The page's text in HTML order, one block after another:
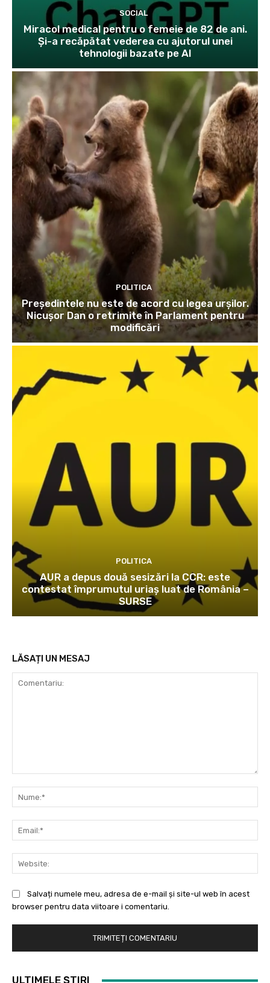
SOCIAL
Miracol medical pentru o femeie de 82 de ani.
Și-a recăpătat vederea cu ajutorul unei
tehnologii bazate pe AI
POLITICA
Președintele nu este de acord cu legea urșilor.
Nicușor Dan o retrimite în Parlament pentru
modificări
POLITICA
AUR a depus două sesizări la CCR: este
contestat împrumutul uriaș luat de România –
SURSE
LĂSAȚI UN MESAJ
Salvați numele meu, adresa de e-mail și site-ul web în acest
browser pentru data viitoare i comentariu.
ULTIMELE ȘTIRI